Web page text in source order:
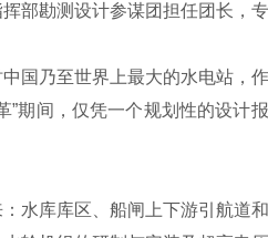
部勘测设计参谋团担任团长，
乃至世界上最大的水电站，
期间，仅凭一个规划性的设
库库区、船闸上下游引航道